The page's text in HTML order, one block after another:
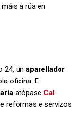
a rúa en
24, un aparellador
oficina. E
atópase Cal
reformas e servizos